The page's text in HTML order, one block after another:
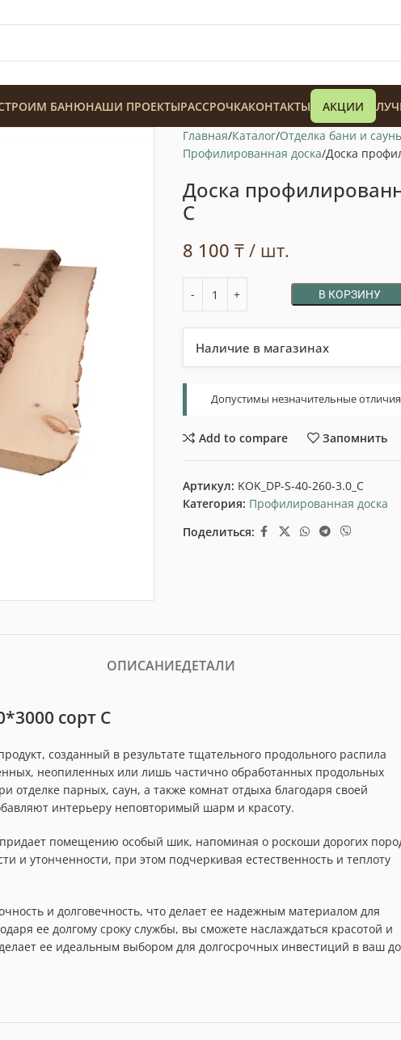
128 900 ₸
БАНЮНАШИ ПРОЕКТЫРАССРОЧКАКОНТАКТЫ АКЦИИ
Главная Каталог Отделка бани и
Профилированная доска Доска
Доска
С
8 100 ₸/ шт.
В КОРЗИНУ
Наличие в магазинах
Допустимы незначительные
Add to compare Запомнить
Артикул: KOK_DP-S-40-260-3.0_C
Категория: Профилированная доска
Поделиться:
ОПИСАНИЕДЕТАЛИ
сорт С
созданный в результате тщательного продольного распила
неопиленных или лишь частично обработанных продольных
парных, саун, а также комнат отдыха благодаря своей
интерьеру неповторимый шарм и красоту.
придает помещению особый шик, напоминая о роскоши дорогих
и утонченности, при этом подчеркивая естественность и теплоту
и долговечность, что делает ее надежным материалом для
ее долгому сроку службы, вы сможете наслаждаться красотой и
ее идеальным выбором для долгосрочных инвестиций в ваш